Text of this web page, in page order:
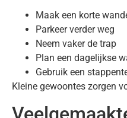
Maak een korte
Parkeer verder weg
Neem vaker de trap
Plan een dagelijkse
Gebruik een
Kleine gewoontes zorgen